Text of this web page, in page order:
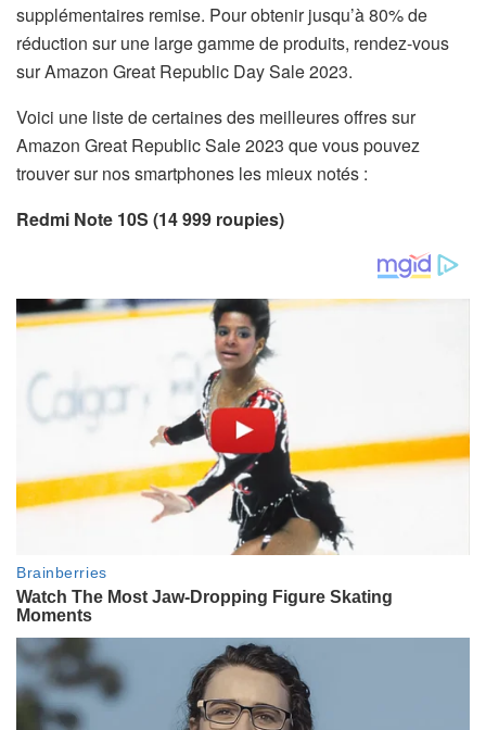
supplémentaires remise. Pour obtenir jusqu’à 80% de
réduction sur une large gamme de produits, rendez-vous
sur Amazon Great Republic Day Sale 2023.
Voici une liste de certaines des meilleures offres sur
Amazon Great Republic Sale 2023 que vous pouvez
trouver sur nos smartphones les mieux notés :
Redmi Note 10S (14 999 roupies)